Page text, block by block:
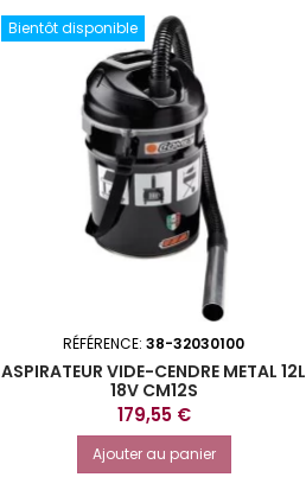
Bientôt disponible
RÉFÉRENCE:38-32030100
ASPIRATEUR VIDE-CENDRE METAL 12L
18V CM12S
Prix
179,55 €
Ajouter au panier